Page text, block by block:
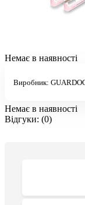
Немає в наявності
Виробник:
Немає в наявності
Відгуки: (0)